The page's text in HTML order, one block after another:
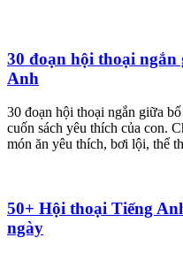
30 đoạn hội thoại ngắn
Anh
30 đoạn hội thoại ngắn giữa
cuốn sách yêu thích của con.
món ăn yêu thích, bơi lội, thể
50+ Hội thoại Tiếng
ngày